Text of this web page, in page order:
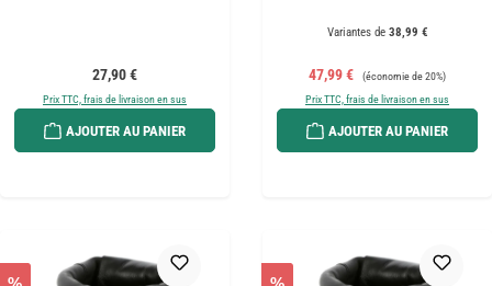
Prix régulier :
27,90 €
Prix TTC, frais de livraison en sus
AJOUTER AU PANIER
Variantes de38,99 €
Prix de vente :
47,99 € Prix régulier :
(économie de 20%)
Prix TTC, frais de livraison en sus
AJOUTER AU PANIER